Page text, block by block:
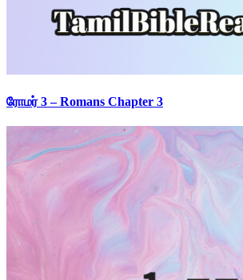
ரோமர் 3 – Romans Chapter 3